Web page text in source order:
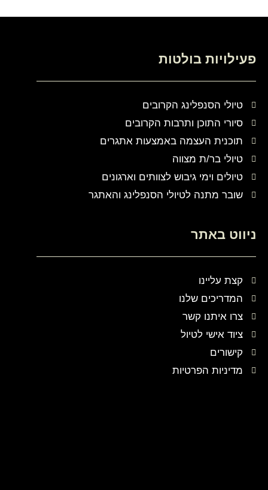
פעילויות בולטות
טיולי הסנפלינג הקרובים
סיורי התוכן ותרבות הקרובים
תוכנית העצמה באמצעות אתגרים
טיולי בר/ת מצווה
טיולים וימי גיבוש לצוותים וארגונים
שובר מתנה לטיולי הסנפלינג והאתגר
ניווט באתר
קצת עליינו
המדריכים שלנו
צרו איתנו קשר
ציוד אישי לטיול
קישורים
מדיניות הפרטיות